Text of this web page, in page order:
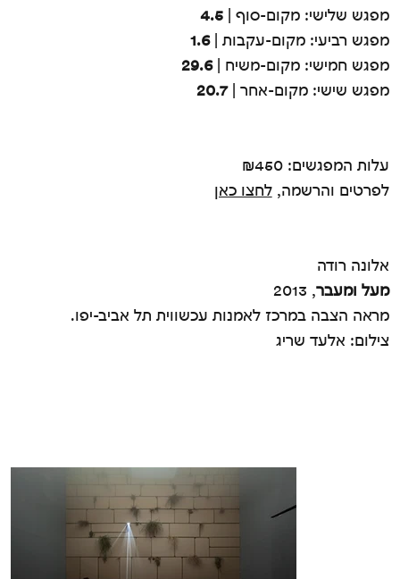
מפגש שלישי: מקום-סוף |4.5
מפגש רביעי: מקום-עקבות |1.6
מפגש חמישי: מקום-משיח |29.6
מפגש שישי: מקום-אחר |20.7
עלות המפגשים: ₪450
לפרטים והרשמה,לחצו כאן
אלונה רודה
מעל ומעבר, 2013
מראה הצבה במרכז לאמנות עכשווית תל אביב-יפו.
צילום: אלעד שריג